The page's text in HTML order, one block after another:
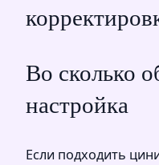
Во сколько
настройка
Если подходить